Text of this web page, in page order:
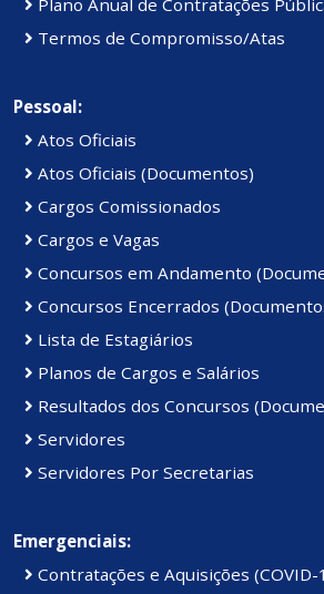
Termos de Compromisso/Atas
Pessoal:
Atos Oficiais
Atos Oficiais (Documentos)
Cargos Comissionados
Cargos e Vagas
Concursos em Andamento
Concursos Encerrados
Lista de Estagiários
Planos de Cargos e Salários
Resultados dos Concursos
Servidores
Servidores Por Secretarias
Emergenciais:
Contratações e Aquisições (COVID-